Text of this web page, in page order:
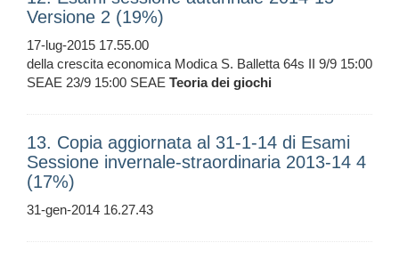
Versione 2 (19%)
17-lug-2015 17.55.00
della crescita economica Modica S. Balletta 64s II 9/9 15:00
SEAE 23/9 15:00 SEAE Teoria dei giochi
13. Copia aggiornata al 31-1-14 di Esami
Sessione invernale-straordinaria 2013-14 4
(17%)
31-gen-2014 16.27.43